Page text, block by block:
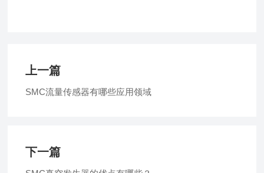
上一篇
SMC流量传感器有哪些应用领域
下一篇